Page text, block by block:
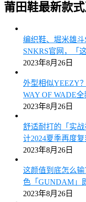
莆田鞋最新款
编织鞋、堀米雄
SNKRS官网，「
2023年8月26日
外型相似YEEZY？
WAY OF WADE
2023年8月26日
舒适耐打的「实战
计2024夏季再度复
2023年8月26日
这颜值到底怎么输
色「GUNDAM」
2023年8月26日